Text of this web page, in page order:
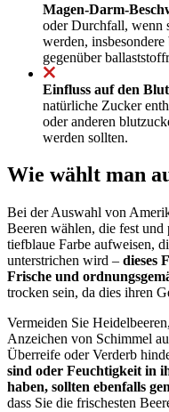
Magen-Darm-
oder Durchfall, wenn
werden,
gegenüber
Einfluss auf den
natürliche Zucker
oder anderen
werden sollten.
Wie wählt man
Bei der Auswahl von
Beeren wählen, die fest
tiefblaue Farbe aufweisen,
unterstrichen wird – dieses
Frische und
trocken sein, da dies ihren
Vermeiden Sie
Anzeichen von Schimmel
Überreife oder Verderb
sind oder Feuchtigkeit in
haben, sollten ebenfalls
dass Sie die frischesten